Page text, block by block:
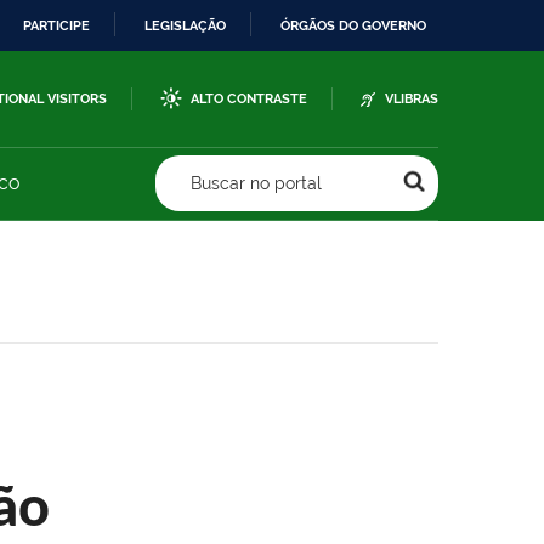
PARTICIPE LEGISLAÇÃO ÓRGÃOS DO GOVERNO
VISITORS ALTO CONTRASTE VLIBRAS
Buscar no portal